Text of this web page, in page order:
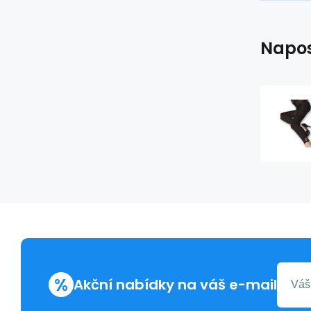
% Akční nabídky na váš e-mail